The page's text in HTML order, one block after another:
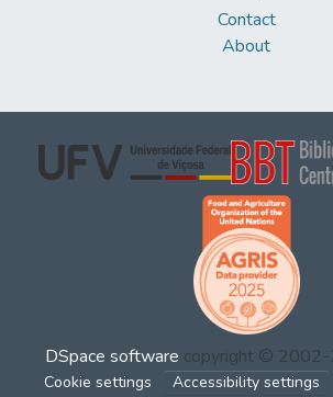
Contact
About
DSpace software copyright ©
Cookie settings Accessibility settings